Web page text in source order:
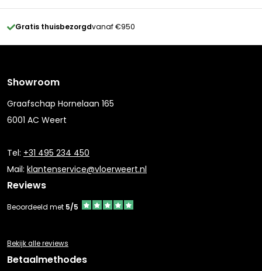
Gratis thuisbezorgdvanaf €950
Showroom
Graafschap Hornelaan 165
6001 AC Weert
Tel: +31 495 234 450
Mail: klantenservice@vloerweert.nl
Reviews
Beoordeeld met 5/5
Bekijk alle reviews
Betaalmethodes